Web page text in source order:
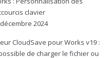
clavier
2024
CloudSave pour Works v19 :
de charger le fichier ou